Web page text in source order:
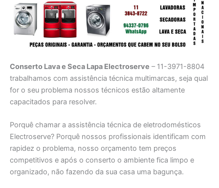
Conserto Lava e Seca Lapa Electroserve – 11-3971-8804
trabalhamos com assistência técnica multimarcas, seja qual
for o seu problema nossos técnicos estão altamente
capacitados para resolver.
Porquê chamar a assistência técnica de eletrodomésticos
Electroserve? Porquê nossos profissionais identificam com
rapidez o problema, nosso orçamento tem preços
competitivos e após o conserto o ambiente fica limpo e
organizado, não fazendo da sua casa uma bagunça.